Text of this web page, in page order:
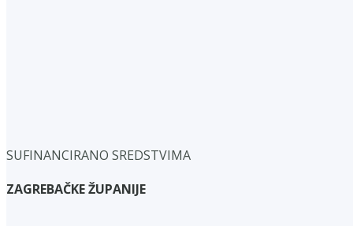
SUFINANCIRANO SREDSTVIMA
ZAGREBAČKE ŽUPANIJE